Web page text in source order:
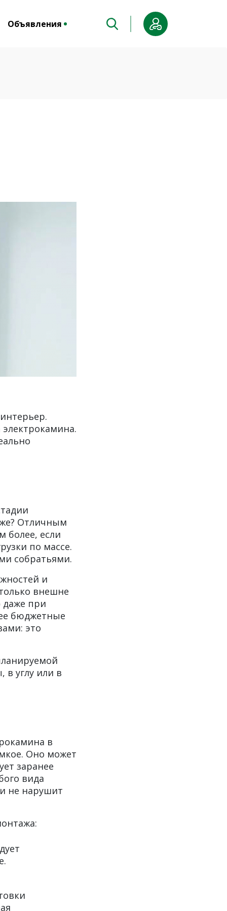
Объявления
Отличным
более, если
по массе.
собратьями.
и
внешне
при
бюджетные
это
в углу или в
в
Оно может
заранее
вида
не нарушит